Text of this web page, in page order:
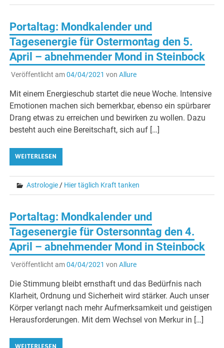
Portaltag: Mondkalender und
Tagesenergie für Ostermontag den 5.
April – abnehmender Mond in Steinbock
Veröffentlicht am04/04/2021 von Allure
Mit einem Energieschub startet die neue Woche. Intensive
Emotionen machen sich bemerkbar, ebenso ein spürbarer
Drang etwas zu erreichen und bewirken zu wollen. Dazu
besteht auch eine Bereitschaft, sich auf […]
WEITERLESEN
Astrologie / Hier täglich Kraft tanken
Portaltag: Mondkalender und
Tagesenergie für Ostersonntag den 4.
April – abnehmender Mond in Steinbock
Veröffentlicht am04/04/2021 von Allure
Die Stimmung bleibt ernsthaft und das Bedürfnis nach
Klarheit, Ordnung und Sicherheit wird stärker. Auch unser
Körper verlangt nach mehr Aufmerksamkeit und geistigen
Herausforderungen. Mit dem Wechsel von Merkur in […]